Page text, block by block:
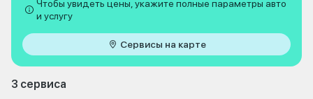
Чтобы увидеть цены, укажите полные параметры авто
и услугу
Сервисы на карте
3 сервиса